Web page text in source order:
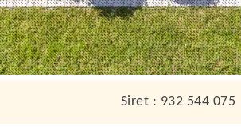
Siret : 932 544 075